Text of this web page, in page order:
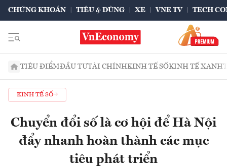
CHỨNG KHOÁN TIÊU & DÙNG XE VNE TV TECH
TIÊU ĐIỂMĐẦU TƯTÀI CHÍNHKINH TẾ SỐKINH TẾ XANH
KINH TẾ SỐ
Chuyển đổi số là cơ hội để Hà Nội
đẩy nhanh hoàn thành các mục
tiêu phát triển